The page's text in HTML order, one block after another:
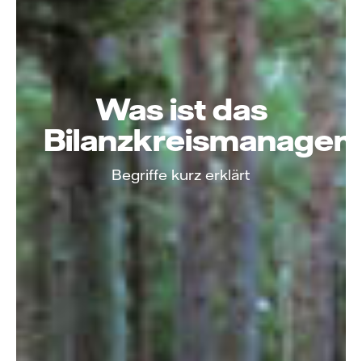
Was ist das
Begriffe kurz erklärt